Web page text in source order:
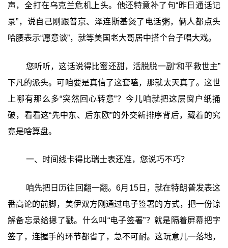
声，全打在乌克兰危机上头。他还特意补了句“昨日通话记
录”，说自己刚跟普京、泽连斯基煲了电话粥，俩人都点头
哈腰表示“愿意谈”，就等美国老大哥居中搭个台子唱大戏。
您听听，这话说得比蜜还甜，活脱脱一副“和平救世主”
下凡的派头。可咱要是真信了这套嗑，那就太天真了。这世
上哪有那么多“突然回心转意”？今儿咱就把这层窗户纸捅
破，看看这“先中东、后东欧”的外交新排序背后，藏着的究
竟是啥算盘。
一、时间线卡得比瑞士表还准，您说巧不巧？
咱先把日历往回翻一翻。6月15日，就在特朗普发表这
番高论的前脚，美伊双方刚通过电子签署的方式，把一份谅
解备忘录给摁了戳。什么叫“电子签署”？就是隔着屏幕把字
签了，连握手的环节都省了，急不可耐。这玩意儿一落地，